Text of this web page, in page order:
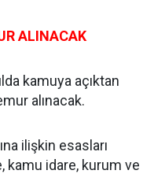
ALINACAK
kamuya açıktan
alınacak.
ilişkin esasları
kamu idare, kurum ve